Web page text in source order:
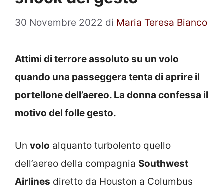
30 Novembre 2022 di Maria Teresa Bianco
Attimi di terrore assoluto su un volo
quando una passeggera tenta di aprire il
portellone dell’aereo. La donna confessa il
motivo del folle gesto.
Un volo alquanto turbolento quello
dell’aereo della compagnia Southwest
Airlines diretto da Houston a Columbus